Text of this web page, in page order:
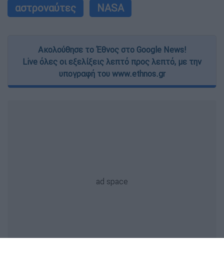
αστροναύτες NASA
Ακολούθησε το Έθνος στο Google News!
Live όλες οι εξελίξεις λεπτό προς λεπτό, με την
υπογραφή του www.ethnos.gr